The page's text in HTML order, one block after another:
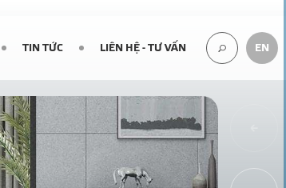
TIN TỨC LIÊN HỆ - TƯ VẤN EN